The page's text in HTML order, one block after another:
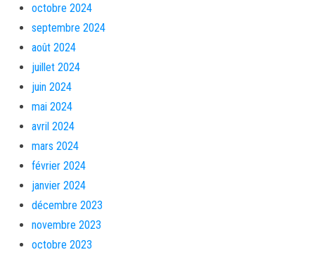
octobre 2024
septembre 2024
août 2024
juillet 2024
juin 2024
mai 2024
avril 2024
mars 2024
février 2024
janvier 2024
décembre 2023
novembre 2023
octobre 2023